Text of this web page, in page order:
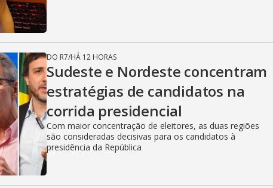
DO R7/HÁ 12 HORAS
Sudeste e Nordeste concentram
estratégias de candidatos na
corrida presidencial
Com maior concentração de eleitores, as duas regiões
são consideradas decisivas para os candidatos à
presidência da República